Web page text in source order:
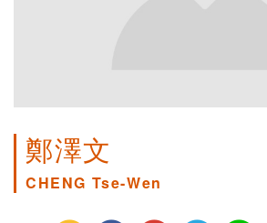
鄭澤文
CHENG Tse-Wen